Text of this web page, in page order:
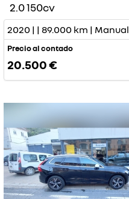
2.0 150cv
2020 | | 89.000 km | Manual
Precio al contado
20.500 €